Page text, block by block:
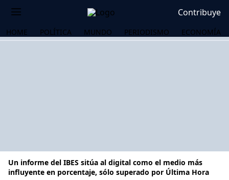
Contribuye
HOME POLÍTICA MUNDO PERIODISMO ECONOMÍA
Un informe del IBES sitúa al digital como el medio más
influyente en porcentaje, sólo superado por Última Hora